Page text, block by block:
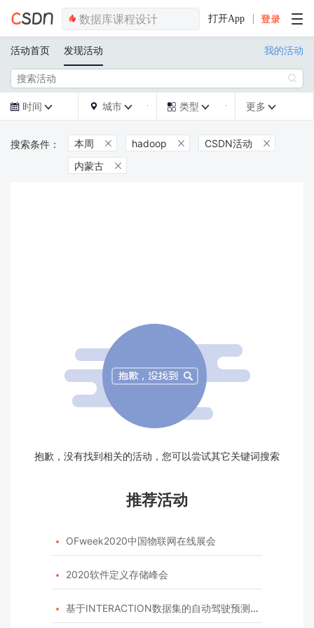
打开App
活动首页 发现活动 我的活动

 时间   城市   类型  更多 
本周  hadoop  CSDN活动 
内蒙古 
抱歉，没有找到相关的活动，您可以尝试其它关键词搜索
推荐活动
 OFweek2020中国物联网在线展会
 2020软件定义存储峰会
 基于INTERACTION数据集的自动驾驶预测模型挑战赛